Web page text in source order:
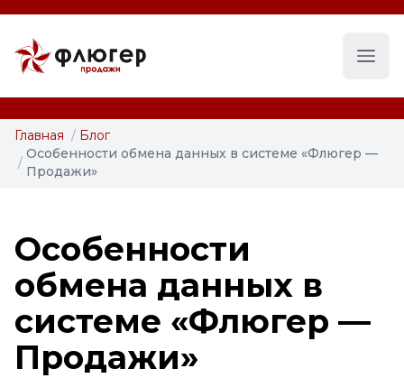
Главная / Блог
/
Особенности обмена данных в системе «Флюгер —
Продажи»
Особенности
обмена данных в
системе «Флюгер —
Продажи»